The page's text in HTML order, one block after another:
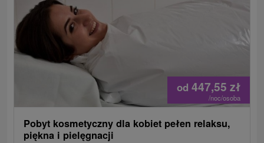
od 447,55 zł
/noc/osoba
Pobyt kosmetyczny dla kobiet pełen relaksu,
piękna i pielęgnacji